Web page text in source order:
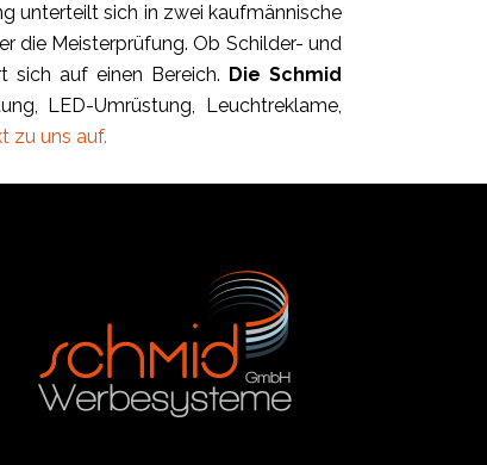
unterteilt sich in zwei kaufmännische
die Meisterprüfung. Ob Schilder- und
sich auf einen Bereich. Die Schmid
LED-Umrüstung, Leuchtreklame,
zu uns auf.